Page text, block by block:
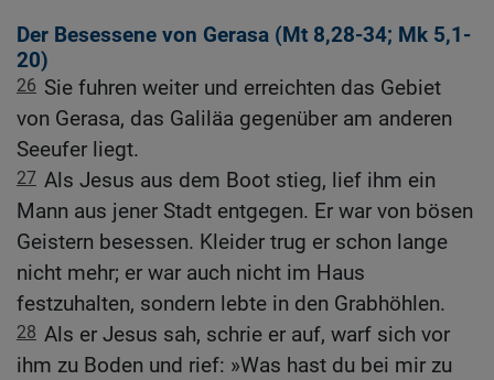
Der Besessene von Gerasa (Mt 8,28-34; Mk 5,1-
20)
26 Sie fuhren weiter und erreichten das Gebiet
von Gerasa, das Galiläa gegenüber am anderen
Seeufer liegt.
27 Als Jesus aus dem Boot stieg, lief ihm ein
Mann aus jener Stadt entgegen. Er war von bösen
Geistern besessen. Kleider trug er schon lange
nicht mehr; er war auch nicht im Haus
festzuhalten, sondern lebte in den Grabhöhlen.
28 Als er Jesus sah, schrie er auf, warf sich vor
ihm zu Boden und rief: »Was hast du bei mir zu